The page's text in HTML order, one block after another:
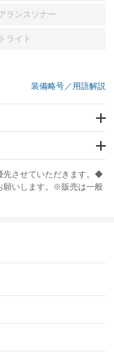
ランスソナー
なし
ライト
なし
装備略号／用語解説
先させていただきます。◆
願いします。※販売は一般